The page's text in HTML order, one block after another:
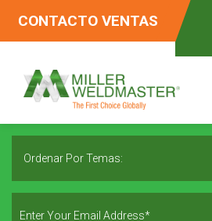
CONTACTO VENTAS
Ordenar Por Temas: